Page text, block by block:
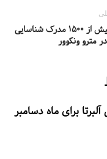
کشف بیش از ۱۵۰۰ مدرک شناسایی
مترو ونکوور
برای ماه دسامبر